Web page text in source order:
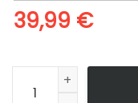
39,99 €
Milchstraße Galaxie